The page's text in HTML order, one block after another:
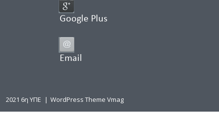
Google Plus
Email
2021 6η ΥΠΕ | WordPress Theme Vmag